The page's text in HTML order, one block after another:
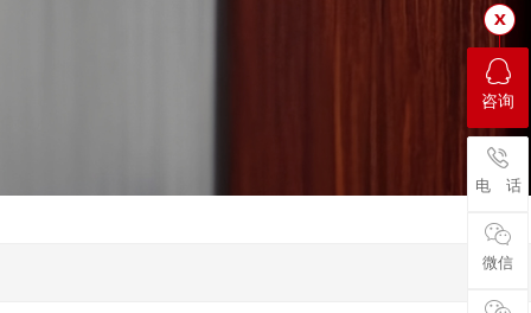
咨询
电 话
微信